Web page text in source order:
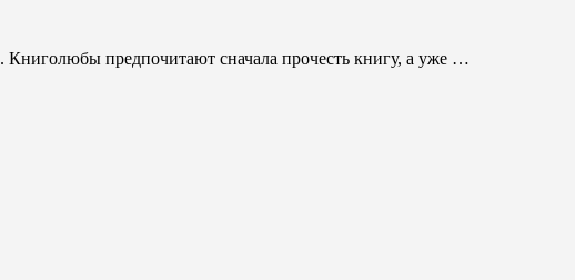
предпочитают сначала прочесть книгу, а уже …